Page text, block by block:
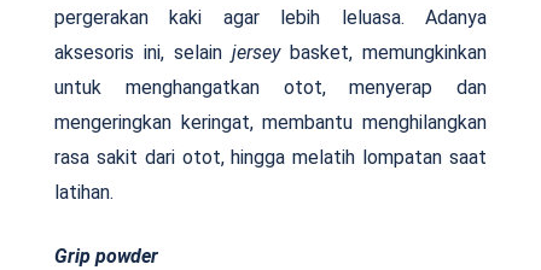
pergerakan kaki agar lebih leluasa. Adanya
aksesoris ini, selain jersey basket, memungkinkan
untuk menghangatkan otot, menyerap dan
mengeringkan keringat, membantu menghilangkan
rasa sakit dari otot, hingga melatih lompatan saat
latihan.
Grip powder